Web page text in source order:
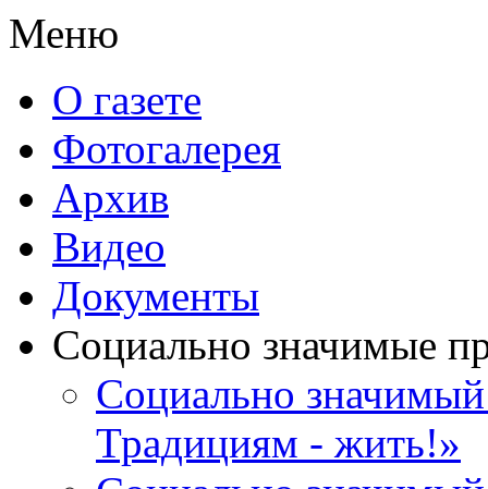
Меню
О газете
Фотогалерея
Архив
Видео
Документы
Социально значимые
Социально
Традициям - жить!»